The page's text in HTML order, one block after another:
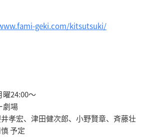
geki.com/kitsutsuki/
曜24:00～
劇場
孝宏、津田健次郎、小野賢章、斉藤壮
予定